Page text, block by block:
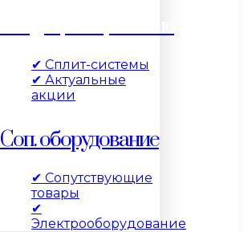
✔ Сплит-системы
✔ Актуальные
акции
Соп. оборудование
✔ Сопутствующие
товары
✔
Электрооборудование